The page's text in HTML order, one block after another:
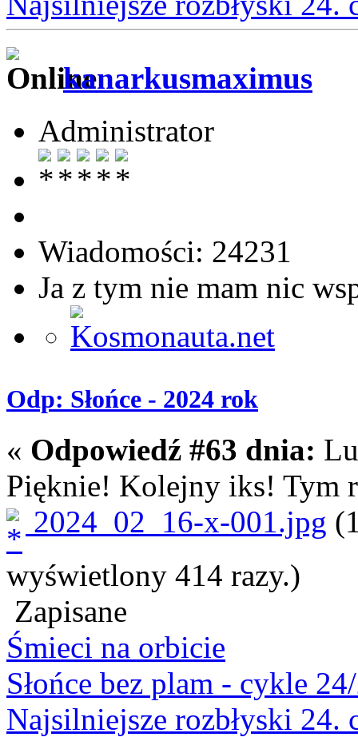
kanarkusmaximus
Administrator
Wiadomości: 24231
Ja z tym nie mam nic
Odp: Słońce - 2024 rok
« Odpowiedź #63 dnia:
Pięknie! Kolejny iks! Tym
2024_02_16-x-001.jpg
wyświetlony 414 razy.)
Zapisane
Śmieci na orbicie
Słońce bez plam - cykle
Najsilniejsze rozbłyski 24.